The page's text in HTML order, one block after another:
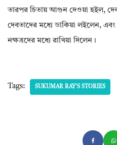
তারপর চিতায় আগুন দেওয়া হইল,
দেবতাদের মধ্যে ডাকিয়া লইলেন,
নক্ষত্রদের মধ্যে রাখিয়া দিলেন।
Tags: SUKUMAR RAY'S STORIES